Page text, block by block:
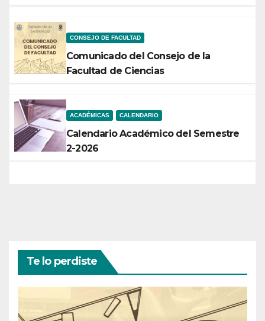
CONSEJO DE FACULTAD
Comunicado del Consejo de la
Facultad de Ciencias
ACADÉMICAS CALENDARIO
Calendario Académico del Semestre
2-2026
Te lo perdiste